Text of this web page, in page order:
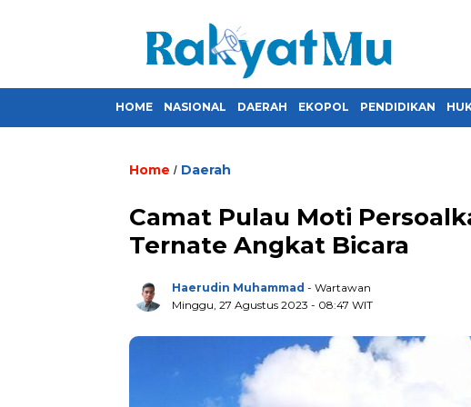
HOME NASIONAL DAERAH EKOPOL PENDIDIKAN
Home / Daerah
Camat Pulau Moti
Ternate Angkat Bicara
Haerudin Muhammad - Wartawan
Minggu, 27 Agustus 2023 - 08:47 WIT